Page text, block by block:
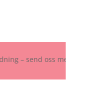
send oss melding